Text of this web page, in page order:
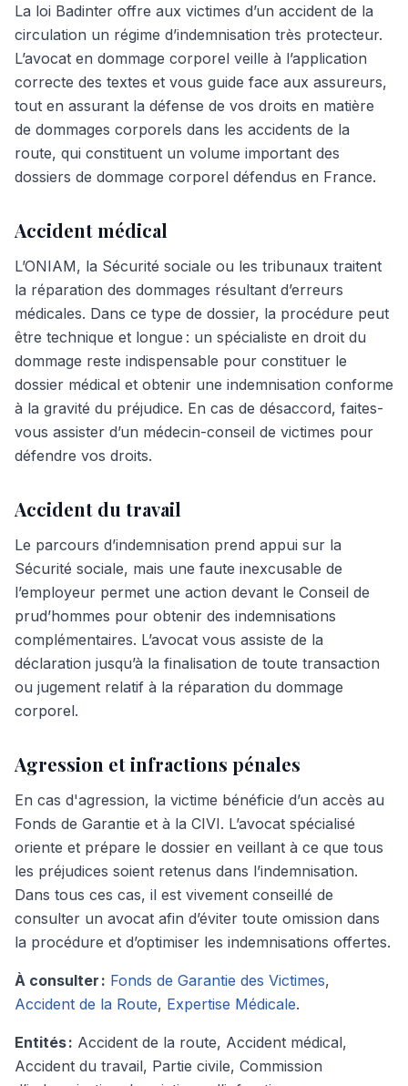
La loi Badinter offre aux victimes d’un accident de la
circulation un régime d’indemnisation très protecteur.
L’avocat en dommage corporel veille à l’application
correcte des textes et vous guide face aux assureurs,
tout en assurant la défense de vos droits en matière
de dommages corporels dans les accidents de la
route, qui constituent un volume important des
dossiers de dommage corporel défendus en France.
Accident médical
L’ONIAM, la Sécurité sociale ou les tribunaux traitent
la réparation des dommages résultant d’erreurs
médicales. Dans ce type de dossier, la procédure peut
être technique et longue : un spécialiste en droit du
dommage reste indispensable pour constituer le
dossier médical et obtenir une indemnisation conforme
à la gravité du préjudice. En cas de désaccord, faites-
vous assister d’un médecin-conseil de victimes pour
défendre vos droits.
Accident du travail
Le parcours d’indemnisation prend appui sur la
Sécurité sociale, mais une faute inexcusable de
l’employeur permet une action devant le Conseil de
prud’hommes pour obtenir des indemnisations
complémentaires. L’avocat vous assiste de la
déclaration jusqu’à la finalisation de toute transaction
ou jugement relatif à la réparation du dommage
corporel.
Agression et infractions pénales
En cas d'agression, la victime bénéficie d’un accès au
Fonds de Garantie et à la CIVI. L’avocat spécialisé
oriente et prépare le dossier en veillant à ce que tous
les préjudices soient retenus dans l’indemnisation.
Dans tous ces cas, il est vivement conseillé de
consulter un avocat afin d’éviter toute omission dans
la procédure et d’optimiser les indemnisations offertes.
À consulter : Fonds de Garantie des Victimes,
Accident de la Route, Expertise Médicale.
Entités : Accident de la route, Accident médical,
Accident du travail, Partie civile, Commission